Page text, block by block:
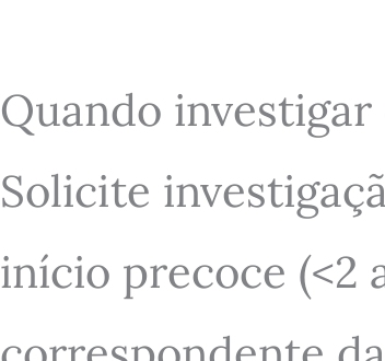
Quando
Solicite
início precoce (<2